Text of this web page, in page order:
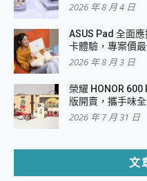
2026 年 8 月 4 日
ASUS Pad 全面
卡體驗，專案價
2026 年 8 月 3 日
榮耀 HONOR
版開賣，攜手味
2026 年 7 月 31 日
文